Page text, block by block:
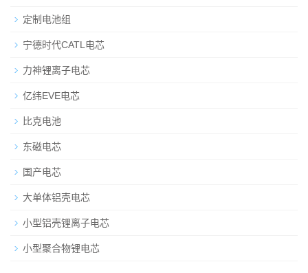
定制电池组
宁德时代CATL电芯
力神锂离子电芯
亿纬EVE电芯
比克电池
东磁电芯
国产电芯
大单体铝壳电芯
小型铝壳锂离子电芯
小型聚合物锂电芯